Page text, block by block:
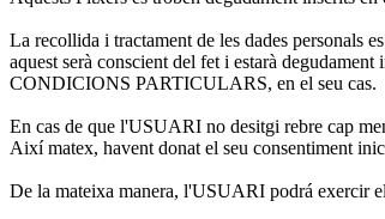
La recollida i tractament de les dades
aquest serà conscient del fet i estarà
CONDICIONS PARTICULARS, en el seu cas.
En cas de que l'USUARI no desitgi rebre cap
Així matex, havent donat el seu consentiment
De la mateixa manera, l'USUARI podrá exercir